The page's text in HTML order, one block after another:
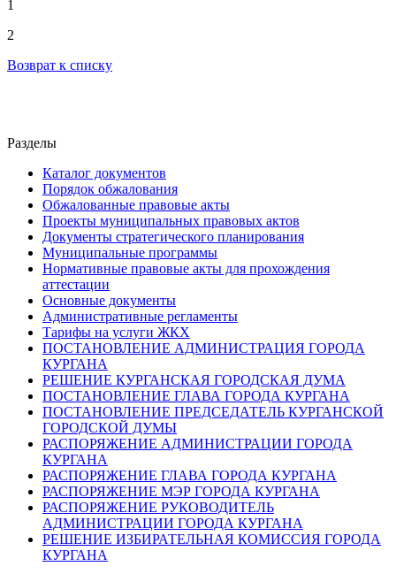
1
2
Возврат к списку
Разделы
Каталог документов
Порядок обжалования
Обжалованные правовые акты
Проекты муниципальных правовых актов
Документы стратегического планирования
Муниципальные программы
Нормативные правовые акты для прохождения
аттестации
Основные документы
Административные регламенты
Тарифы на услуги ЖКХ
ПОСТАНОВЛЕНИЕ АДМИНИСТРАЦИЯ ГОРОДА
КУРГАНА
РЕШЕНИЕ КУРГАНСКАЯ ГОРОДСКАЯ ДУМА
ПОСТАНОВЛЕНИЕ ГЛАВА ГОРОДА КУРГАНА
ПОСТАНОВЛЕНИЕ ПРЕДСЕДАТЕЛЬ КУРГАНСКОЙ
ГОРОДСКОЙ ДУМЫ
РАСПОРЯЖЕНИЕ АДМИНИСТРАЦИИ ГОРОДА
КУРГАНА
РАСПОРЯЖЕНИЕ ГЛАВА ГОРОДА КУРГАНА
РАСПОРЯЖЕНИЕ МЭР ГОРОДА КУРГАНА
РАСПОРЯЖЕНИЕ РУКОВОДИТЕЛЬ
АДМИНИСТРАЦИИ ГОРОДА КУРГАНА
РЕШЕНИЕ ИЗБИРАТЕЛЬНАЯ КОМИССИЯ ГОРОДА
КУРГАНА